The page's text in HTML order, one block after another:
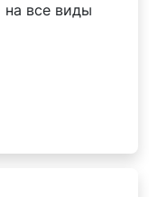
на все виды